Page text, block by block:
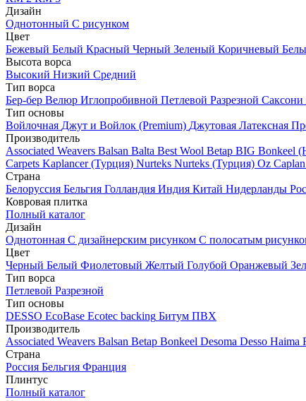
Дизайн
Однотонный С рисунком
Цвет
Бежевый Белый Красный Черный Зеленый Коричневый
Высота ворса
Высокий Низкий Средний
Тип ворса
Бер-бер Велюр Иглопробивной Петлевой Разрезной Саксони
Тип основы
Войлочная Джут и Войлок (Premium) Джутовая Латексная
Производитель
Associated Weavers Balsan Balta Best Wool Betap BIG Bonkeel
Carpets Kaplancer (Турция) Nurteks Nurteks (Турция) Oz
Страна
Белоруссия Бельгия Голландия Индия Китай Нидерланды
Ковровая плитка
Полный каталог
Дизайн
Однотонная С дизайнерским рисунком С полосатым
Цвет
Черный Белый Фиолетовый Желтый Голубой Оранжевый
Тип ворса
Петлевой Разрезной
Тип основы
DESSO EcoBase Ecotec backing Битум ПВХ
Производитель
Associated Weavers Balsan Betap Bonkeel Desoma Desso Haima
Страна
Россия Бельгия Франция
Плинтус
Полный каталог